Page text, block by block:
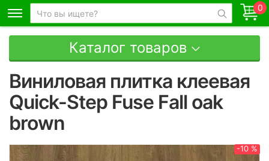
0
Каталог товаров
Виниловая плитка клеевая
Quick-Step Fuse Fall oak
brown
-10 %